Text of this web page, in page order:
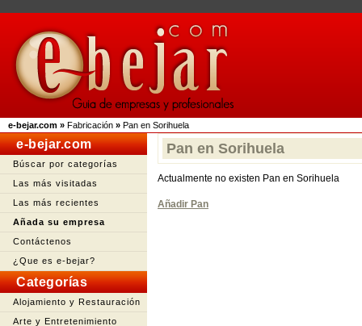
e-bejar.com » Fabricación » Pan en Sorihuela
e-bejar.com
Búscar por categorías
Las más visitadas
Las más recientes
Añada su empresa
Contáctenos
¿Que es e-bejar?
Categorías
Alojamiento y Restauración
Arte y Entretenimiento
Pan en Sorihuela
Actualmente no existen Pan en Sorihuela
Añadir Pan